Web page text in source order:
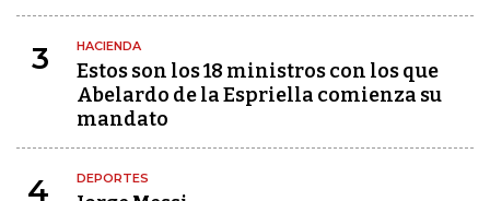
3 HACIENDA
Estos son los 18 ministros con los que
Abelardo de la Espriella comienza su
mandato
4 DEPORTES